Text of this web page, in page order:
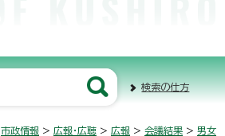
検索の仕方
市政情報 > 広報・広聴 > 広報 > 会議結果 > 男女